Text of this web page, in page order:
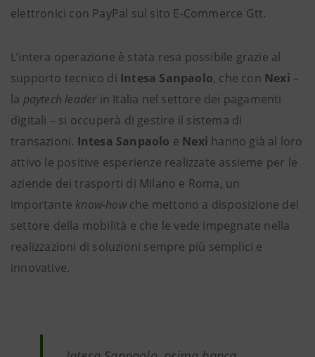
elettronici con PayPal sul sito E-Commerce Gtt.
L’intera operazione è stata resa possibile grazie al
supporto tecnico di Intesa Sanpaolo, che con Nexi –
la paytech leaderin Italia nel settore dei pagamenti
digitali – si occuperà di gestire il sistema di
transazioni. Intesa Sanpaolo e Nexi hanno già al loro
attivo le positive esperienze realizzate assieme per le
aziende dei trasporti di Milano e Roma, un
importante know-howche mettono a disposizione del
settore della mobilità e che le vede impegnate nella
realizzazioni di soluzioni sempre più semplici e
innovative.